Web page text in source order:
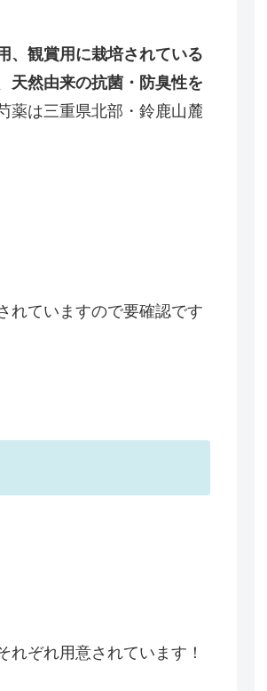
、観賞用に栽培されている
天然由来の抗菌・防臭性を
薬は三重県北部・鈴鹿山麓
れていますので要確認です
ぞれ用意されています！